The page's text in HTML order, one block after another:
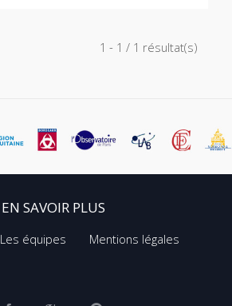
1 - 1 / 1 résultat(s)
EN SAVOIR PLUS
Les équipes Mentions légales